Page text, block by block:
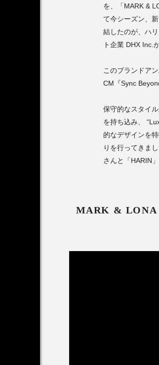
を、「MARK &
て今シーズン、
結したのが、ハ
ト企業 DHX Inc.
このブランドア
CM『Sync
保守的なスタイ
を持ち込み、
的なデザインを
りを行ってきま
さんと「HARIN
MARK & LONA